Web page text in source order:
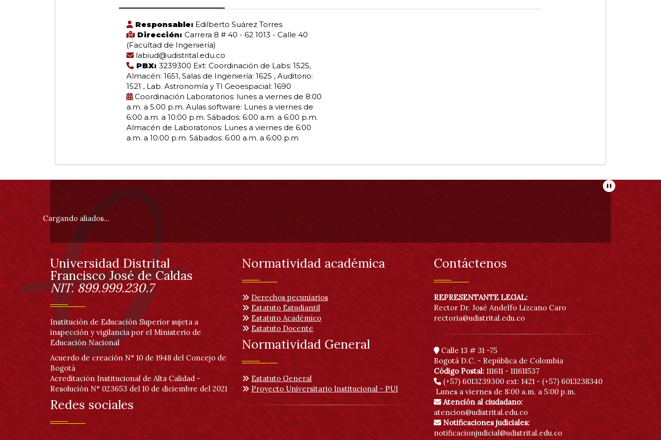
Ingeniería
Responsable: Edilberto Suárez Torres
Dirección: Carrera 8 # 40 - 62 1013 - Calle 40
(Facultad de Ingeniería)
labiud@udistrital.edu.co
PBX: 3239300 Ext: Coordinación de Labs: 1525,
Almacén: 1651, Salas de Ingeniería: 1625 , Auditorio:
1521 , Lab. Astronomía y TI Geoespacial: 1690
Coordinación Laboratorios: lunes a viernes de 8:00
a.m. a 5:00 p.m. Aulas software: Lunes a viernes de
6:00 a.m. a 10:00 p.m. Sábados: 6:00 a.m. a 6:00 p.m.
Almacén de Laboratorios: Lunes a viernes de 6:00
a.m. a 10:00 p.m. Sábados: 6:00 a.m. a 6:00 p.m
Información
pie
de
página
Cargando aliados...
Información
Universidad Distrital
Francisco José de Caldas
NIT. 899.999.230.7
Institución de Educación Superior sujeta a
inspección y vigilancia por el Ministerio de
Educación Nacional
Acuerdo de creación N° 10 de 1948 del Concejo de
Bogotá
Acreditación Institucional de Alta Calidad -
Resolución N° 023653 del 10 de diciembre del 2021
Redes sociales
Normatividad académica
Derechos pecuniarios
Estatuto Estudiantil
Estatuto Académico
Estatuto Docente
Normatividad General
Estatuto General
Proyecto Universitario Institucional - PUI
Contáctenos
REPRESENTANTE LEGAL:
Rector Dr. José Andelfo Lizcano Caro
rectoria@udistrital.edu.co
Calle 13 # 31 -75
Bogotá D.C. - República de Colombia
Código Postal: 111611 - 111611537
(+57) 6013239300 ext: 1421 - (+57) 6013238340
Lunes a viernes de 8:00 a.m. a 5:00 p.m.
Atención al ciudadano:
atencion@udistrital.edu.co
Notificaciones judiciales:
notificacionjudicial@udistrital.edu.co